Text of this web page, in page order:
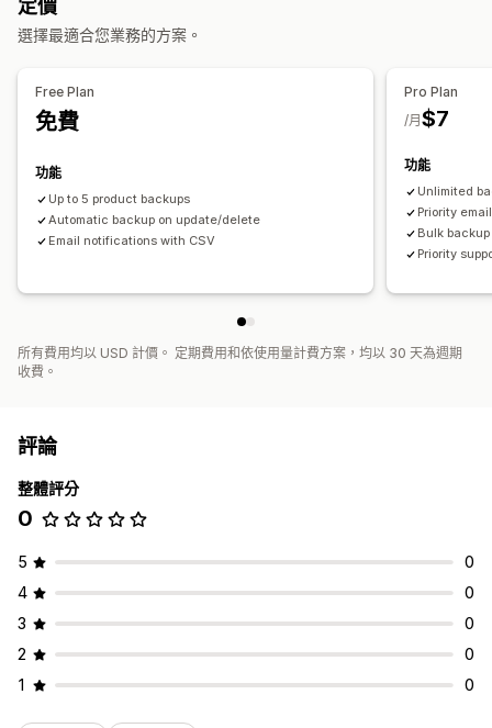
定價
選擇最適合您業務的方案。
Free Plan
免費
功能
Up to 5 product backups
Automatic backup on update/delete
Email notifications with CSV
Pro Plan
$7
/月
功能
Unlimited
Priority
Bulk
Priority
所有費用均以 USD 計價。 定期費用和依使用量計費方案，均以 30 天為週期
收費。
評論
整體評分
0
5
0
4
0
3
0
2
0
1
0